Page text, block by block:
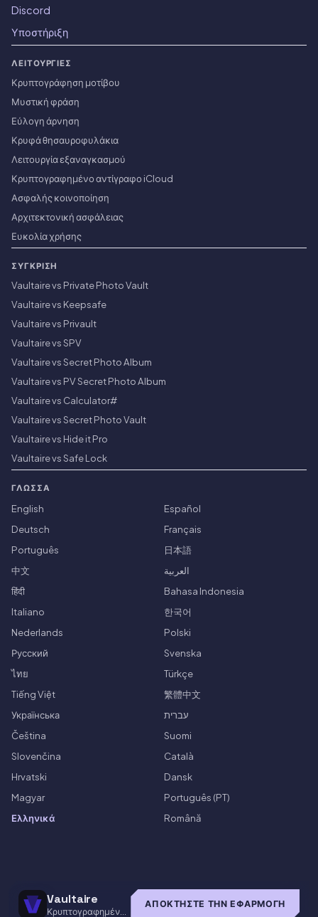
Vaultaire
Κρυπτογραφημένο
ΑΠΟΚΤΉΣΤΕ ΤΗΝ ΕΦΑΡΜΟΓΉ
Discord
Υποστήριξη
ΛΕΙΤΟΥΡΓΊΕΣ
Κρυπτογράφηση μοτίβου
Μυστική φράση
Εύλογη άρνηση
Κρυφά θησαυροφυλάκια
Λειτουργία εξαναγκασμού
Κρυπτογραφημένο αντίγραφο iCloud
Ασφαλής κοινοποίηση
Αρχιτεκτονική ασφάλειας
Ευκολία χρήσης
ΣΎΓΚΡΙΣΗ
Vaultaire vs Private Photo Vault
Vaultaire vs Keepsafe
Vaultaire vs Privault
Vaultaire vs SPV
Vaultaire vs Secret Photo Album
Vaultaire vs PV Secret Photo Album
Vaultaire vs Calculator#
Vaultaire vs Secret Photo Vault
Vaultaire vs Hide it Pro
Vaultaire vs Safe Lock
ΓΛΏΣΣΑ
English
Español
Deutsch
Français
Português
日本語
中文
العربية
हिंदी
Bahasa Indonesia
Italiano
한국어
Nederlands
Polski
Русский
Svenska
ไทย
Türkçe
Tiếng Việt
繁體中文
Українська
עברית
Čeština
Suomi
Slovenčina
Català
Hrvatski
Dansk
Magyar
Português (PT)
Ελληνικά
Română